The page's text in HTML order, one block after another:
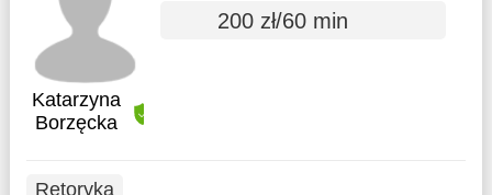
Katarzyna
Borzęcka
200 zł/60 min
Retoryka